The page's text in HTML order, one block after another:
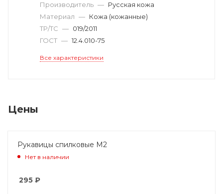
Производитель — Русская кожа
Материал — Кожа (кожанные)
ТР/ТС — 019/2011
ГОСТ — 12.4.010-75
Все характеристики
Цены
Рукавицы спилковые М2
Нет в наличии
295 ₽